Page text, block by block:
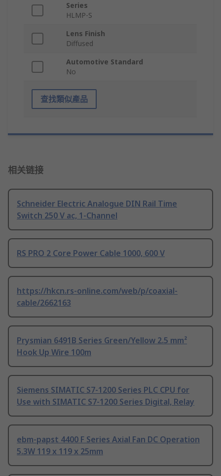
Series
HLMP-S
Lens Finish
Diffused
Automotive Standard
No
查找類似產品
相关链接
Schneider Electric Analogue DIN Rail Time
Switch 250 V ac, 1-Channel
RS PRO 2 Core Power Cable 1000, 600 V
https://hkcn.rs-online.com/web/p/coaxial-
cable/2662163
Prysmian 6491B Series Green/Yellow 2.5 mm²
Hook Up Wire 100m
Siemens SIMATIC S7-1200 Series PLC CPU for
Use with SIMATIC S7-1200 Series Digital, Relay
ebm-papst 4400 F Series Axial Fan DC Operation
5.3W 119 x 119 x 25mm